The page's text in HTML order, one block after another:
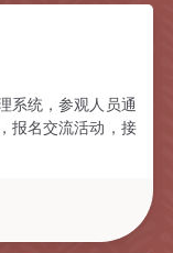
系统，参观人员通
报名交流活动，接